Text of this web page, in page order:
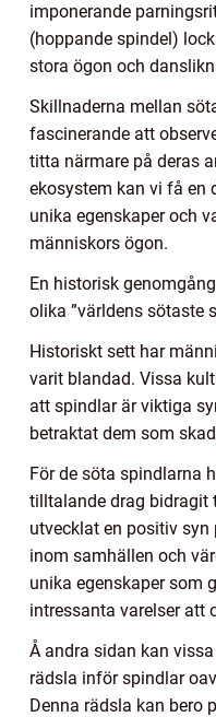
imponerande
(hoppande spindel)
stora ögon och
Skillnaderna mellan
fascinerande att
titta närmare på deras
ekosystem kan vi få en
unika egenskaper och
människors ögon.
En historisk
olika ”världens sötaste
Historiskt sett har
varit blandad. Vissa
att spindlar är viktiga
betraktat dem som
För de söta spindlarna
tilltalande drag bidragit
utvecklat en positiv syn
inom samhällen och
unika egenskaper som
intressanta varelser att
Å andra sidan kan
rädsla inför spindlar
Denna rädsla kan bero